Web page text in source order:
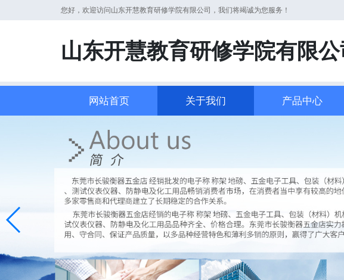
您好，欢迎访问山东开慧教育研修学院有限公司，我们将竭诚为您服务！
山东开慧教育研修学院有限公
网站首页 关于我们 产品中心